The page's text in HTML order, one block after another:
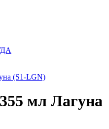
(S1-LGN)
мл Лагуна